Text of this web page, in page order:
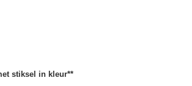
stiksel in kleur**